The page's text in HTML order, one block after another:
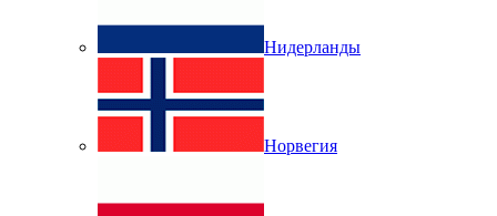
Нидерланды
Норвегия